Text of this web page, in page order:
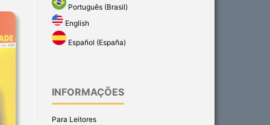
Português (Brasil)
English
Español (España)
INFORMAÇÕES
Para Leitores